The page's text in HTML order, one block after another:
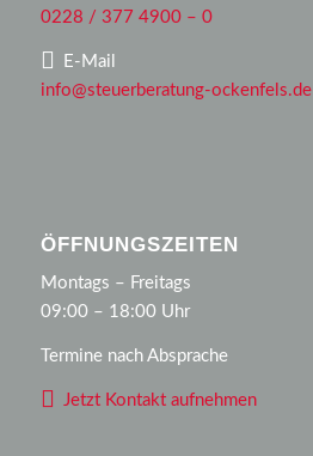
0228 / 377 4900 – 0
E-Mail
info@steuerberatung-ockenfels.de
ÖFFNUNGSZEITEN
Montags – Freitags
09:00 – 18:00 Uhr
Termine nach Absprache
Jetzt Kontakt aufnehmen